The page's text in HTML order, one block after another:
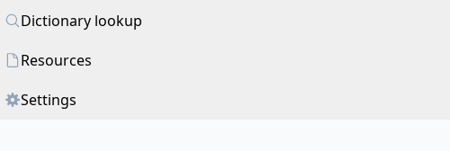
Dictionary lookup
Resources
Settings